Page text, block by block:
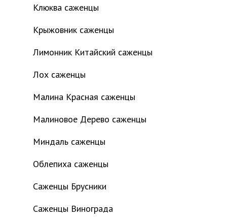
Клюква саженцы
Крыжовник саженцы
Лимонник Китайский саженцы
Лох саженцы
Малина Красная саженцы
Малиновое Дерево саженцы
Миндаль саженцы
Облепиха саженцы
Саженцы Брусники
Саженцы Винограда